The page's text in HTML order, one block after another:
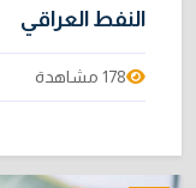
النفط العراقي
178 مشاهدة